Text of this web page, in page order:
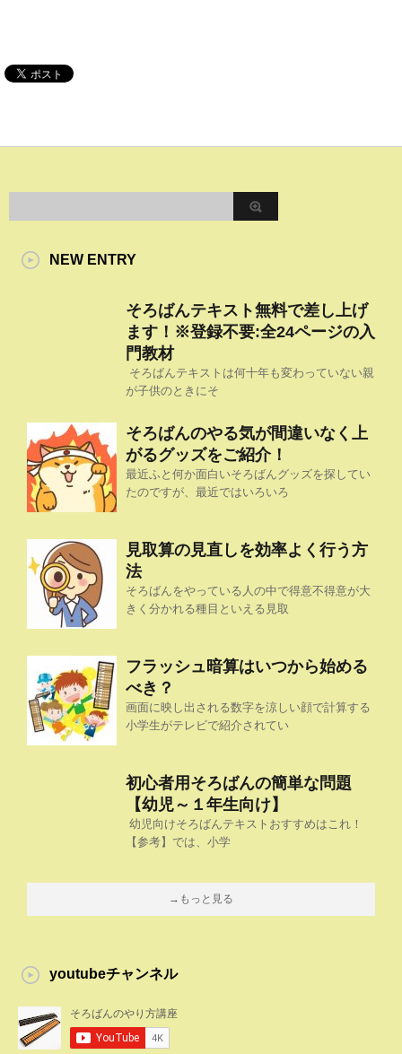
NEW ENTRY
そろばんテキスト無料で差し上げ
ます！※登録不要:全24ページの入
門教材
そろばんテキストは何十年も変わっていない親
が子供のときにそ
そろばんのやる気が間違いなく上
がるグッズをご紹介！
最近ふと何か面白いそろばんグッズを探してい
たのですが、最近ではいろいろ
見取算の見直しを効率よく行う方
法
そろばんをやっている人の中で得意不得意が大
きく分かれる種目といえる見取
フラッシュ暗算はいつから始める
べき？
画面に映し出される数字を涼しい顔で計算する
小学生がテレビで紹介されてい
初心者用そろばんの簡単な問題
【幼児～１年生向け】
幼児向けそろばんテキストおすすめはこれ！
【参考】では、小学
→もっと見る
youtubeチャンネル